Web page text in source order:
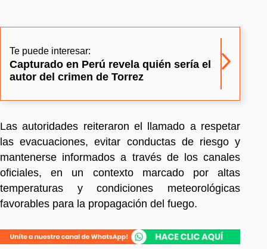
Te puede interesar:
Capturado en Perú revela quién sería el
autor del crimen de Torrez
Las autoridades reiteraron el llamado a respetar
las evacuaciones, evitar conductas de riesgo y
mantenerse informados a través de los canales
oficiales, en un contexto marcado por altas
temperaturas y condiciones meteorológicas
favorables para la propagación del fuego.